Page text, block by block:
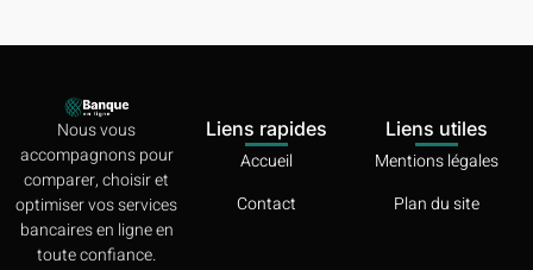
Nous vous
accompagnons pour
comparer, choisir et
optimiser vos services
bancaires en ligne en
toute confiance.
Liens rapides
Accueil
Contact
Liens utiles
Mentions légales
Plan du site